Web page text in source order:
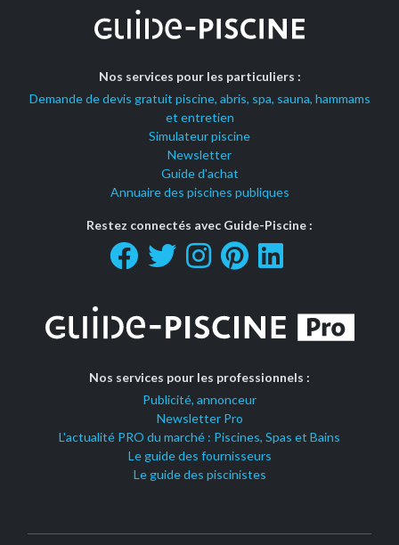
Nos services pour les particuliers :
Demande de devis gratuit piscine, abris, spa, sauna, hammams
et entretien
Simulateur piscine
Newsletter
Guide d'achat
Annuaire des piscines publiques
Restez connectés avec Guide-Piscine :
Nos services pour les professionnels :
Publicité, annonceur
Newsletter Pro
L'actualité PRO du marché : Piscines, Spas et Bains
Le guide des fournisseurs
Le guide des piscinistes